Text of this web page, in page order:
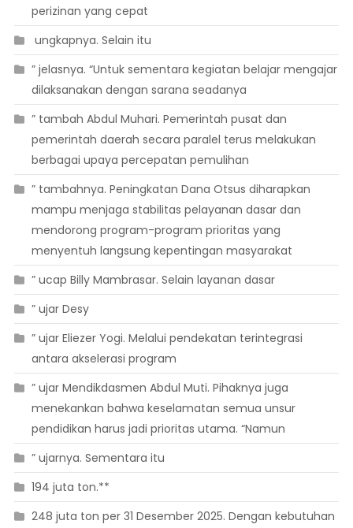
perizinan yang cepat
 ungkapnya. Selain itu
” jelasnya. “Untuk sementara kegiatan belajar mengajar
dilaksanakan dengan sarana seadanya
” tambah Abdul Muhari. Pemerintah pusat dan
pemerintah daerah secara paralel terus melakukan
berbagai upaya percepatan pemulihan
” tambahnya. Peningkatan Dana Otsus diharapkan
mampu menjaga stabilitas pelayanan dasar dan
mendorong program-program prioritas yang
menyentuh langsung kepentingan masyarakat
” ucap Billy Mambrasar. Selain layanan dasar
” ujar Desy
” ujar Eliezer Yogi. Melalui pendekatan terintegrasi
antara akselerasi program
” ujar Mendikdasmen Abdul Muti. Pihaknya juga
menekankan bahwa keselamatan semua unsur
pendidikan harus jadi prioritas utama. “Namun
” ujarnya. Sementara itu
194 juta ton.**
248 juta ton per 31 Desember 2025. Dengan kebutuhan